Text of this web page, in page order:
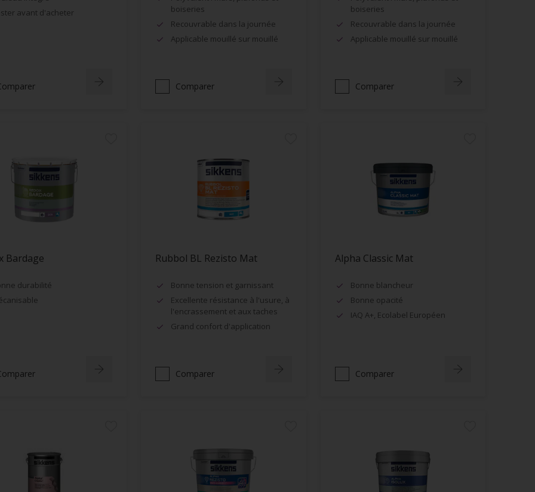
avant d'acheter
boiseries
Recouvrable dans la journée
Applicable mouillé sur mouillé
Comparer
boiseries
Recouvrable dans la journée
Applicable mouillé sur mouillé
Comparer
Bardage
durabilité
Rubbol BL Rezisto Mat
Bonne tension et garnissant
Excellente résistance à l'usure, à
l'encrassement et aux taches
Grand confort d'application
Comparer
Alpha Classic Mat
Bonne blancheur
Bonne opacité
IAQ A+, Ecolabel Européen
Comparer